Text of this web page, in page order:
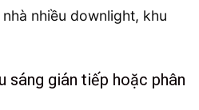
nhiều downlight, khu
sáng gián tiếp hoặc phân